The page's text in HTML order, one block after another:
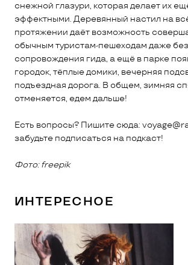
снежной глазури, которая делает их
эффектными. Деревянный настил на
протяжении даёт возможность
обычным туристам-пешеходам даже без
сопровождения гида, а ещё в парке
городок, тёплые домики, вечерняя
подъездная дорога. В общем, зимняя
отменяется, едем дальше!
Есть вопросы? Пишите сюда:
забудьте подписаться на подкаст!
Фото: freepik
ИНТЕРЕСНОЕ